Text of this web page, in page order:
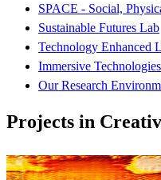
SPACE - Social,
Sustainable Futures Lab
Technology Enhanced
Immersive
Our Research
Projects in